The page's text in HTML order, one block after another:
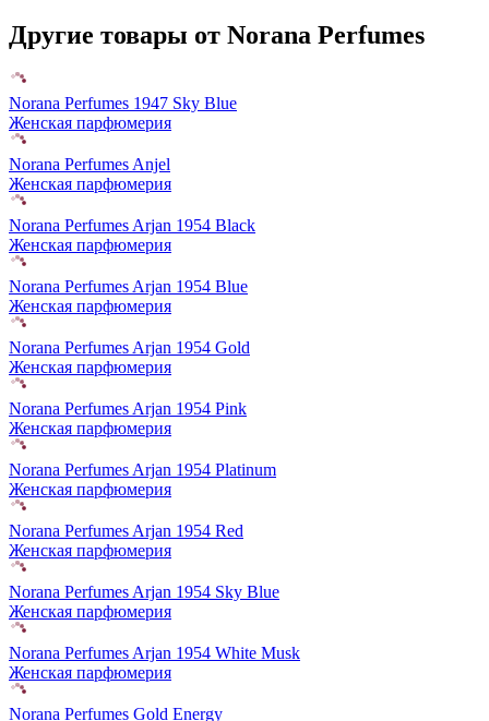
Другие товары от Norana Perfumes
Norana Perfumes 1947 Sky Blue
Женская парфюмерия
Norana Perfumes Anjel
Женская парфюмерия
Norana Perfumes Arjan 1954 Black
Женская парфюмерия
Norana Perfumes Arjan 1954 Blue
Женская парфюмерия
Norana Perfumes Arjan 1954 Gold
Женская парфюмерия
Norana Perfumes Arjan 1954 Pink
Женская парфюмерия
Norana Perfumes Arjan 1954 Platinum
Женская парфюмерия
Norana Perfumes Arjan 1954 Red
Женская парфюмерия
Norana Perfumes Arjan 1954 Sky Blue
Женская парфюмерия
Norana Perfumes Arjan 1954 White Musk
Женская парфюмерия
Norana Perfumes Gold Energy